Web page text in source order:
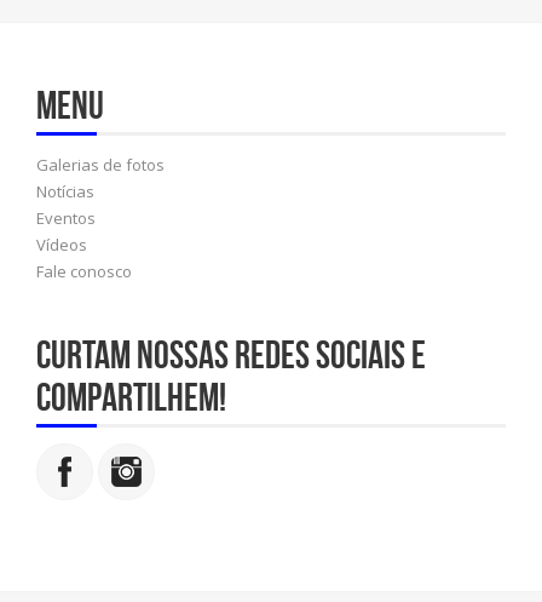
Menu
Galerias de fotos
Notícias
Eventos
Vídeos
Fale conosco
Curtam nossas redes sociais e
compartilhem!